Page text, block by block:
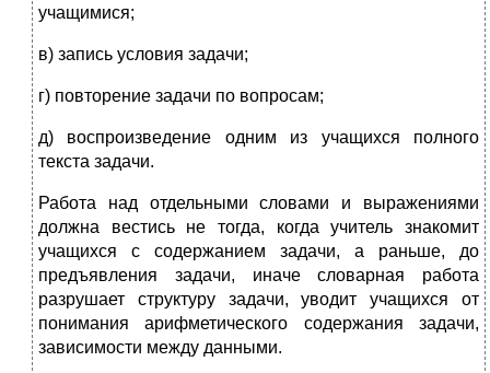
учащимися;
в) запись условия задачи;
г) повторение задачи по вопросам;
д) воспроизведение одним из учащихся пол­ного
текста задачи.
Работа над отдельными словами и выражениями
должна вес­тись не тогда, когда учитель знакомит
учащихся с содержанием задачи, а раньше, до
предъявления задачи, иначе словарная ра­бота
разрушает структуру задачи, уводит учащихся от
понима­ния арифметического содержания задачи,
зависимости между данными.